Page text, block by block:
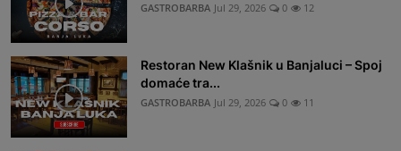
GASTROBARBA Jul 29, 2026 0 12
Restoran New Klašnik u Banjaluci – Spoj
domaće tra...
GASTROBARBA Jul 29, 2026 0 11